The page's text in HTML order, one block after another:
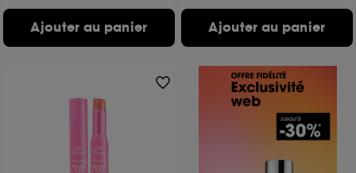
Ajouter au panier Ajouter au panier